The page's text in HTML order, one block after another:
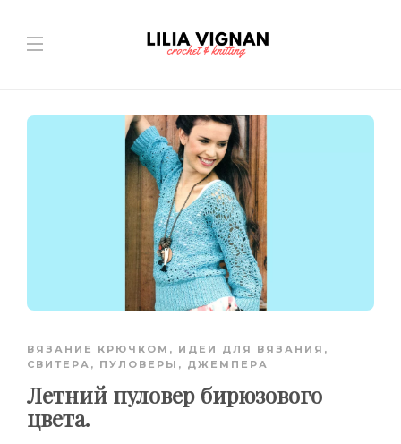
ВЯЗАНИЕ КРЮЧКОМ , ИДЕИ ДЛЯ ВЯЗАНИЯ ,
СВИТЕРА, ПУЛОВЕРЫ, ДЖЕМПЕРА
Летний пуловер бирюзового
цвета.